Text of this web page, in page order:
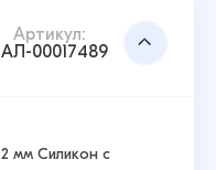
Артикул:
АЛ-00017489